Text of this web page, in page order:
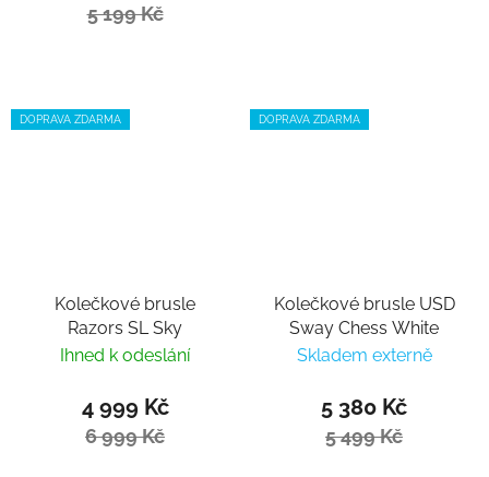
5 199 Kč
DOPRAVA ZDARMA
Kolečkové brusle
Razors SL Sky
Ihned k odeslání
4 999 Kč
6 999 Kč
DOPRAVA ZDARMA
Kolečkové brusle USD
Sway Chess White
Skladem externě
5 380 Kč
5 499 Kč